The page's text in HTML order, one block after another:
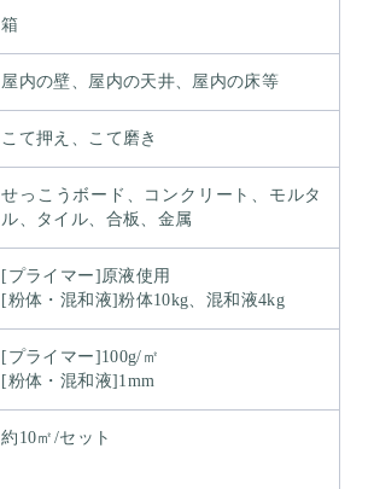
箱
屋内の壁、屋内の天井、屋内の床等
こて押え、こて磨き
せっこうボード、コンクリート、モルタ
ル、タイル、合板、金属
[プライマー]原液使用
[粉体・混和液]粉体10kg、混和液4kg
[プライマー]100g/㎡
[粉体・混和液]1mm
約10㎡/セット